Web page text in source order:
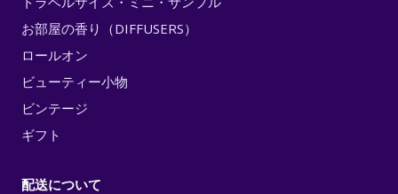
お部屋の香り（DIFFUSERS）
ロールオン
ビューティー小物
ビンテージ
ギフト
配送について